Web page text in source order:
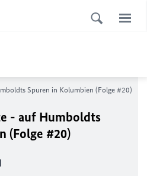
Spuren in Kolumbien (Folge #20)
- auf Humboldts
(Folge #20)